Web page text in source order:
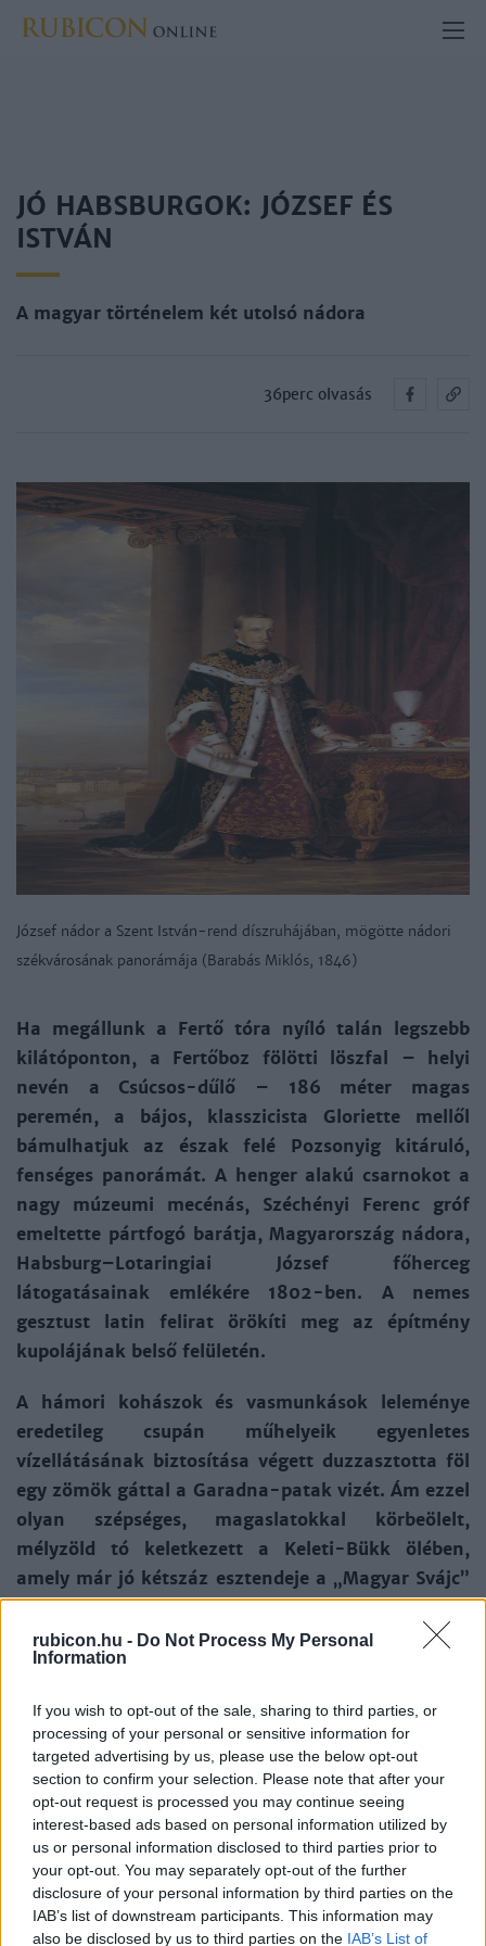
rubicon.hu - Do Not Process My Personal
Information
If you wish to opt-out of the sale, sharing to third parties, or
processing of your personal or sensitive information for
targeted advertising by us, please use the below opt-out
section to confirm your selection. Please note that after your
opt-out request is processed you may continue seeing
interest-based ads based on personal information utilized by
us or personal information disclosed to third parties prior to
your opt-out. You may separately opt-out of the further
disclosure of your personal information by third parties on the
IAB’s list of downstream participants. This information may
also be disclosed by us to third parties on the IAB’s List of
JÓ HABSBURGOK: JÓZSEF ÉS
ISTVÁN
A magyar történelem két utolsó nádora
36perc olvasás
József nádor a Szent István-rend díszruhájában, mögötte nádori
székvárosának panorámája (Barabás Miklós, 1846)
Ha megállunk a Fertő tóra nyíló talán legszebb
kilátóponton, a Fertőboz fölötti löszfal – helyi
nevén a Csúcsos-dűlő – 186 méter magas
peremén, a bájos, klasszicista Gloriette mellől
bámulhatjuk az észak felé Pozsonyig kitáruló,
fenséges panorámát. A henger alakú csarnokot a
nagy múzeumi mecénás, Széchényi Ferenc gróf
emeltette pártfogó barátja, Magyarország nádora,
Habsburg–Lotaringiai József főherceg
látogatásainak emlékére 1802-ben. A nemes
gesztust latin felirat örökíti meg az építmény
kupolájának belső felületén.
A hámori kohászok és vasmunkások leleménye
eredetileg csupán műhelyeik egyenletes
vízellátásának biztosítása végett duzzasztotta föl
egy zömök gáttal a Garadna-patak vizét. Ám ezzel
olyan szépséges, magaslatokkal körbeölelt,
mélyzöld tó keletkezett a Keleti-Bükk ölében,
amely már jó kétszáz esztendeje a „Magyar Svájc”
elnevezésre ihlette a lelkes kirándulókat. A később
ideépülő Lillafüredi Palotaszálló alapzatát a
gáthoz támaszkodó, támfalakkal tagolt teraszos
függőkertekben helyezték el azt az öntöttvas
obeliszket, amely Habsburg–Lotaringiai István
főherceg, Magyarország nádora 1847. évi
látogatásának állított emléket.
Két emlék – két nádor. Apa és fia. A magyar
reformkor és 1848–49 történetének egykor
nagynevű, fontos szereplői – akiknek története